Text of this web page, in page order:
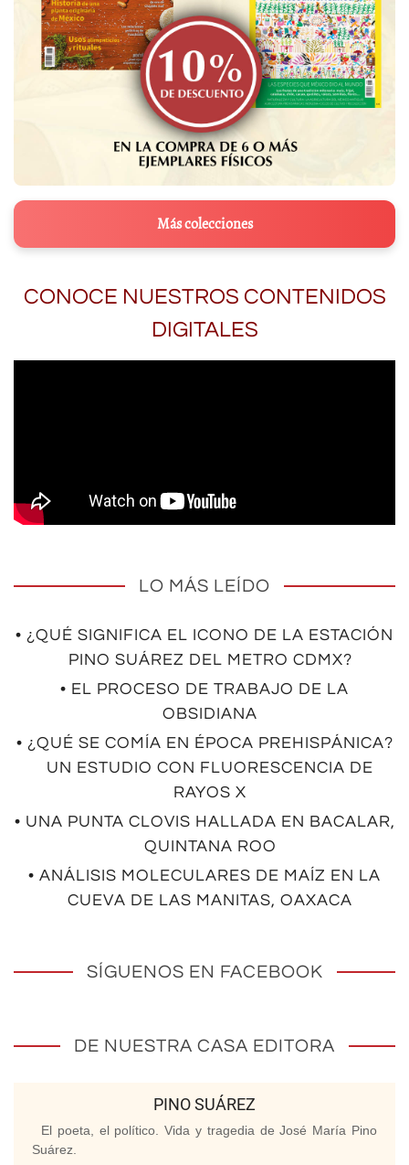
Más colecciones
CONOCE NUESTROS CONTENIDOS
DIGITALES
LO MÁS LEÍDO
• ¿QUÉ SIGNIFICA EL ICONO DE LA ESTACIÓN
PINO SUÁREZ DEL METRO CDMX?
• EL PROCESO DE TRABAJO DE LA
OBSIDIANA
• ¿QUÉ SE COMÍA EN ÉPOCA PREHISPÁNICA?
UN ESTUDIO CON FLUORESCENCIA DE
RAYOS X
• UNA PUNTA CLOVIS HALLADA EN BACALAR,
QUINTANA ROO
• ANÁLISIS MOLECULARES DE MAÍZ EN LA
CUEVA DE LAS MANITAS, OAXACA
SÍGUENOS EN FACEBOOK
DE NUESTRA CASA EDITORA
PINO SUÁREZ
El poeta, el político. Vida y tragedia de José María Pino
Suárez.